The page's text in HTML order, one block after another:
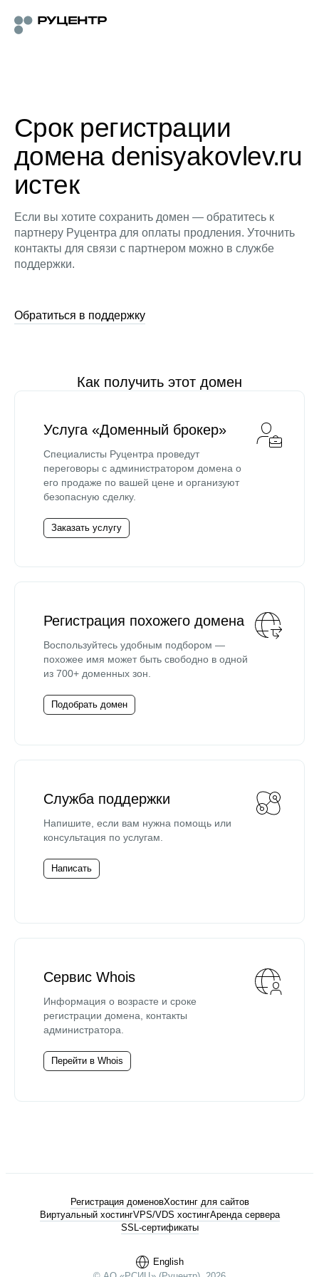
Срок регистрации
домена denisyakovlev.ru
истек
Если вы хотите сохранить домен — обратитесь к
партнеру Руцентра для оплаты продления. Уточнить
контакты для связи с партнером можно в службе
поддержки.
Обратиться в поддержку
Как получить этот домен
Услуга «Доменный брокер»
Специалисты Руцентра проведут
переговоры с администратором домена о
его продаже по вашей цене и организуют
безопасную сделку.
Заказать услугу
Регистрация похожего домена
Воспользуйтесь удобным подбором —
похожее имя может быть свободно в одной
из 700+ доменных зон.
Подобрать домен
Служба поддержки
Напишите, если вам нужна помощь или
консультация по услугам.
Написать
Сервис Whois
Информация о возрасте и сроке
регистрации домена, контакты
администратора.
Перейти в Whois
English
Регистрация доменовХостинг для сайтов
Виртуальный хостингVPS/VDS хостингАренда сервера
SSL-сертификаты